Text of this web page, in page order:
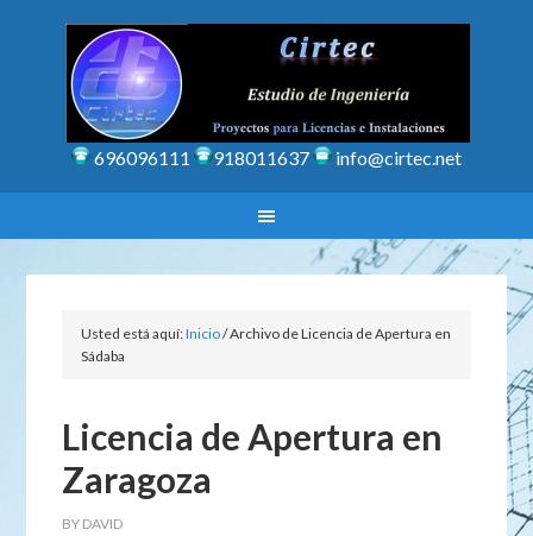
696096111 918011637 info@cirtec.net
Usted está aquí:Inicio/Archivo de Licencia de Apertura en
Sádaba
Licencia de Apertura en
Zaragoza
BY DAVID